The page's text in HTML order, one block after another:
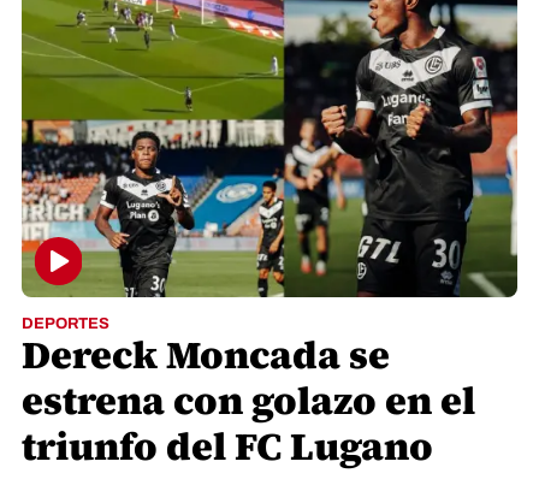
DEPORTES
Dereck Moncada se
estrena con golazo en el
triunfo del FC Lugano